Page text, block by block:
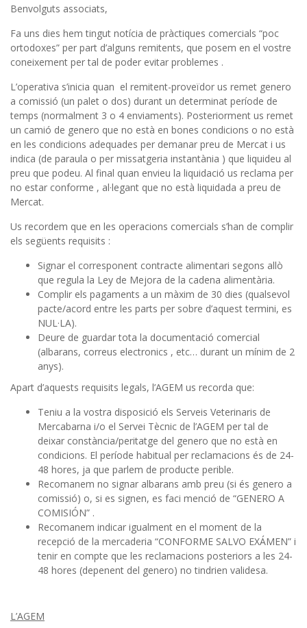
Benvolguts associats,
Fa uns dies hem tingut notícia de pràctiques comercials “poc
ortodoxes” per part d’alguns remitents, que posem en el vostre
coneixement per tal de poder evitar problemes .
L’operativa s’inicia quan el remitent-proveïdor us remet genero
a comissió (un palet o dos) durant un determinat període de
temps (normalment 3 o 4 enviaments). Posteriorment us remet
un camió de genero que no està en bones condicions o no està
en les condicions adequades per demanar preu de Mercat i us
indica (de paraula o per missatgeria instantània ) que liquideu al
preu que podeu. Al final quan envieu la liquidació us reclama per
no estar conforme , al·legant que no està liquidada a preu de
Mercat.
Us recordem que en les operacions comercials s’han de complir
els següents requisits :
Signar el corresponent contracte alimentari segons allò
que regula la Ley de Mejora de la cadena alimentària.
Complir els pagaments a un màxim de 30 dies (qualsevol
pacte/acord entre les parts per sobre d’aquest termini, es
NUL·LA).
Deure de guardar tota la documentació comercial
(albarans, correus electronics , etc… durant un mínim de 2
anys).
Apart d’aquests requisits legals, l’AGEM us recorda que:
Teniu a la vostra disposició els Serveis Veterinaris de
Mercabarna i/o el Servei Tècnic de l’AGEM per tal de
deixar constància/peritatge del genero que no està en
condicions. El període habitual per reclamacions és de 24-
48 hores, ja que parlem de producte perible.
Recomanem no signar albarans amb preu (si és genero a
comissió) o, si es signen, es faci menció de “GENERO A
COMISIÓN” .
Recomanem indicar igualment en el moment de la
recepció de la mercaderia “CONFORME SALVO EXÁMEN” i
tenir en compte que les reclamacions posteriors a les 24-
48 hores (depenent del genero) no tindrien validesa.
L’AGEM